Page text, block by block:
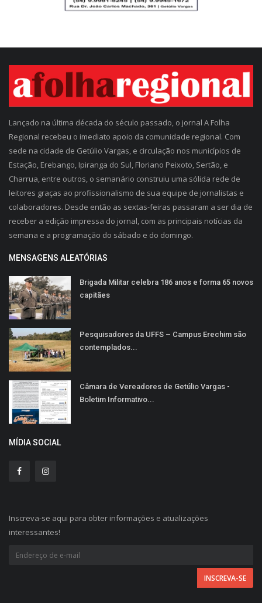
Lançado na última década do século passado, o jornal A Folha
Regional recebeu o imediato apoio da comunidade regional. Com
sede na cidade de Getúlio Vargas, e circulação nos municípios de
Estação, Erebango, Ipiranga do Sul, Floriano Peixoto, Sertão, e
Charrua, entre outros, o semanário construiu uma sólida rede de
leitores graças ao profissionalismo de sua equipe de jornalistas e
colaboradores. Desde então as sextas-feiras passaram a ser dia de
receber a edição impressa do jornal, com as principais notícias da
semana e a programação do sábado e do domingo.
MENSAGENS ALEATÓRIAS
Brigada Militar celebra 186 anos e forma 65 novos
capitães
Pesquisadores da UFFS – Campus Erechim são
contemplados...
Câmara de Vereadores de Getúlio Vargas -
Boletim Informativo...
MÍDIA SOCIAL
Inscreva-se aqui para obter informações e atualizações
interessantes!